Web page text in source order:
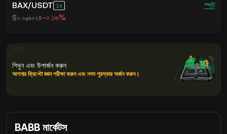
BAX/USDT 1 স্পট
$০.০₅৬০২৪-০.১৬%
শিখুন এবং উপার্জন করুন
আপনার ক্রিপ্টো জ্ঞান পরীক্ষা করুন এবং নগদ পুরস্কার অর্জন করুন।
BABB মার্কেটস